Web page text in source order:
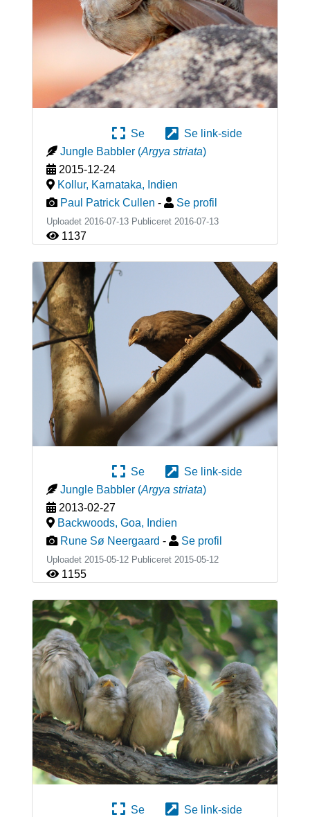
Se
Se link-side
Jungle Babbler (Argya striata)
2015-12-24
Kollur, Karnataka, Indien
Paul Patrick Cullen - Se profil
Uploadet 2016-07-13 Publiceret 2016-07-13
1137
Se
Se link-side
Jungle Babbler (Argya striata)
2013-02-27
Backwoods, Goa, Indien
Rune Sø Neergaard - Se profil
Uploadet 2015-05-12 Publiceret 2015-05-12
1155
Se
Se link-side